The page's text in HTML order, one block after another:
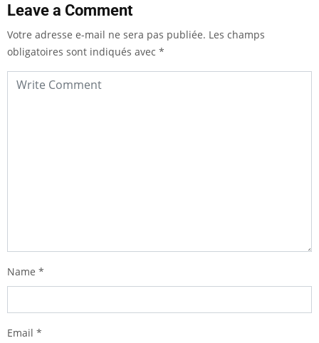
Leave a Comment
Votre adresse e-mail ne sera pas publiée. Les champs
obligatoires sont indiqués avec *
Name *
Email *